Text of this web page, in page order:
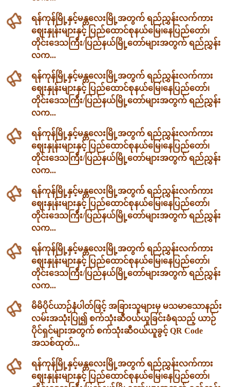
ရန်ကုန်မြို့နှင့်မန္တလေးမြို့အတွက် ရည်ညွှန်းလက်ကား
ဈေးနှုန်းများနှင့် ပြည်ထောင်စုနယ်မြေ၊နေပြည်တော်၊
တိုင်းဒေသကြီး/ပြည်နယ်မြို့တော်များအတွက် ရည်ညွှန်း
လက...
ရန်ကုန်မြို့နှင့်မန္တလေးမြို့အတွက် ရည်ညွှန်းလက်ကား
ဈေးနှုန်းများနှင့် ပြည်ထောင်စုနယ်မြေ၊နေပြည်တော်၊
တိုင်းဒေသကြီး/ပြည်နယ်မြို့တော်များအတွက် ရည်ညွှန်း
လက...
ရန်ကုန်မြို့နှင့်မန္တလေးမြို့အတွက် ရည်ညွှန်းလက်ကား
ဈေးနှုန်းများနှင့် ပြည်ထောင်စုနယ်မြေ၊နေပြည်တော်၊
တိုင်းဒေသကြီး/ပြည်နယ်မြို့တော်များအတွက် ရည်ညွှန်း
လက...
ရန်ကုန်မြို့နှင့်မန္တလေးမြို့အတွက် ရည်ညွှန်းလက်ကား
ဈေးနှုန်းများနှင့် ပြည်ထောင်စုနယ်မြေ၊နေပြည်တော်၊
တိုင်းဒေသကြီး/ပြည်နယ်မြို့တော်များအတွက် ရည်ညွှန်း
လက...
ရန်ကုန်မြို့နှင့်မန္တလေးမြို့အတွက် ရည်ညွှန်းလက်ကား
ဈေးနှုန်းများနှင့် ပြည်ထောင်စုနယ်မြေ၊နေပြည်တော်၊
တိုင်းဒေသကြီး/ပြည်နယ်မြို့တော်များအတွက် ရည်ညွှန်း
လက...
မိမိပိုင်ယာဉ်နံပါတ်ဖြင့် အခြားသူများမှ မသမာသောနည်း
လမ်းအသုံးပြု၍ စက်သုံးဆီဝယ်ယူခြင်းခံရသည့် ယာဉ်
ပိုင်ရှင်များအတွက် စက်သုံးဆီဝယ်ယူခွင့် QR Code
အသစ်ထုတ်...
ရန်ကုန်မြို့နှင့်မန္တလေးမြို့အတွက် ရည်ညွှန်းလက်ကား
ဈေးနှုန်းများနှင့် ပြည်ထောင်စုနယ်မြေ၊နေပြည်တော်၊